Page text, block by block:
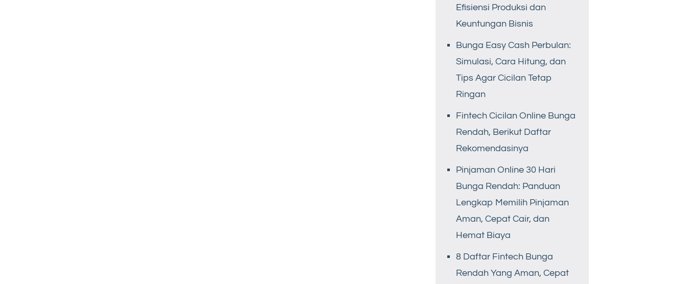
Efisiensi Produksi dan
Keuntungan Bisnis
Bunga Easy Cash Perbulan:
Simulasi, Cara Hitung, dan
Tips Agar Cicilan Tetap
Ringan
Fintech Cicilan Online Bunga
Rendah, Berikut Daftar
Rekomendasinya
Pinjaman Online 30 Hari
Bunga Rendah: Panduan
Lengkap Memilih Pinjaman
Aman, Cepat Cair, dan
Hemat Biaya
8 Daftar Fintech Bunga
Rendah Yang Aman, Cepat